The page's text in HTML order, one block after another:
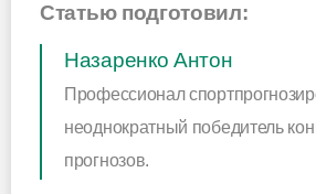
Статью подготовил:
Назаренко Антон
Профессионал
неоднократный победитель
прогнозов.